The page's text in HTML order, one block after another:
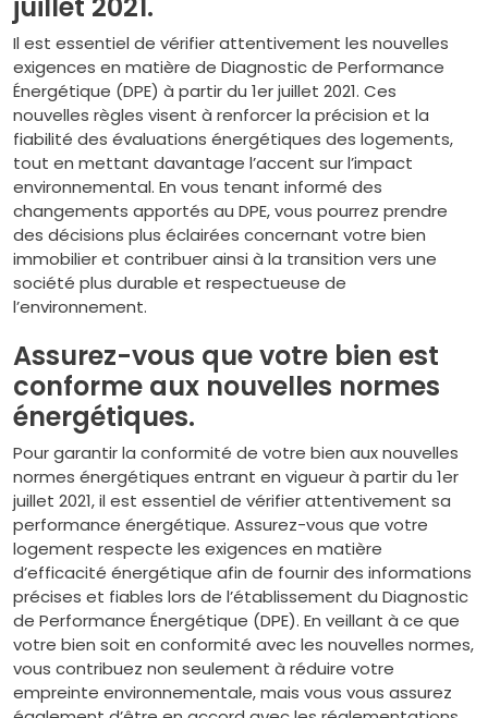
Il est essentiel de vérifier attentivement les nouvelles
exigences en matière de Diagnostic de Performance
Énergétique (DPE) à partir du 1er juillet 2021. Ces
nouvelles règles visent à renforcer la précision et la
fiabilité des évaluations énergétiques des logements,
tout en mettant davantage l’accent sur l’impact
environnemental. En vous tenant informé des
changements apportés au DPE, vous pourrez prendre
des décisions plus éclairées concernant votre bien
immobilier et contribuer ainsi à la transition vers une
société plus durable et respectueuse de
l’environnement.
Assurez-vous que votre bien est
conforme aux nouvelles normes
énergétiques.
Pour garantir la conformité de votre bien aux nouvelles
normes énergétiques entrant en vigueur à partir du 1er
juillet 2021, il est essentiel de vérifier attentivement sa
performance énergétique. Assurez-vous que votre
logement respecte les exigences en matière
d’efficacité énergétique afin de fournir des informations
précises et fiables lors de l’établissement du Diagnostic
de Performance Énergétique (DPE). En veillant à ce que
votre bien soit en conformité avec les nouvelles normes,
vous contribuez non seulement à réduire votre
empreinte environnementale, mais vous vous assurez